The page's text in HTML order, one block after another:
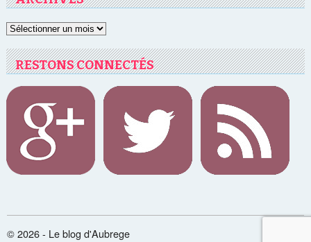
Archives
RESTONS CONNECTÉS
© 2026 - Le blog d'Aubrege